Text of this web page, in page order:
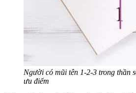
Người có mũi tên 1-2-3 trong thần
ưu điểm